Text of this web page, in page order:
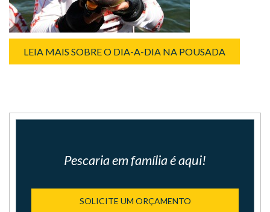
LEIA MAIS SOBRE O DIA-A-DIA NA POUSADA
Pescaria em família é aqui!
SOLICITE UM ORÇAMENTO